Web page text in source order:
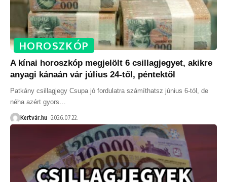
HOROSZKÓP
A kínai horoszkóp megjelölt 6 csillagjegyet, akikre
anyagi kánaán vár július 24-től, péntektől
Patkány csillagjegy Csupa jó fordulatra számíthatsz június 6-tól, de
néha azért gyors
Kertvár.hu 2026.07.22.